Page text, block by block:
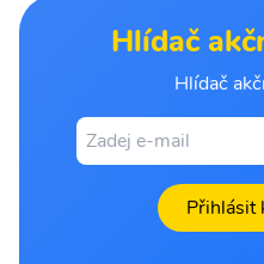
Hlídač
Hlídač
Přihlásit